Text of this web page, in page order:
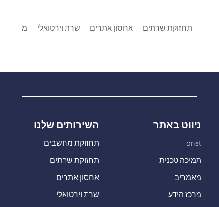
תחזוקת שרתים אחסון אתרים שרת וירטואלי מרכזיות IP
ניווט באתר
onet
תמיכה טכנית
מאמרים
מרכז הידע
השירותים שלנו
תחזוקת מחשבים
תחזוקת שרתים
אחסון אתרים
שרת וירטואלי